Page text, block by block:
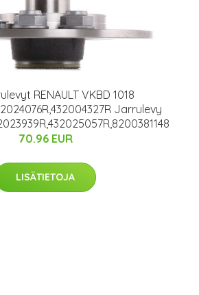
RENAULT VKBD 1018
Jarrulevy
70.96 EUR
LISÄTIETOJA